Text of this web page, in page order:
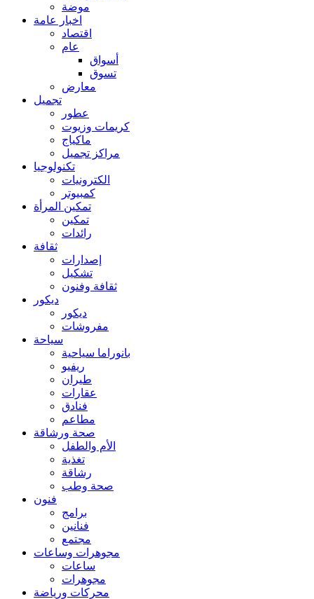
موضة
اخبار عامة
اقتصاد
عام
أسواق
تسوق
معارض
تجميل
عطور
كريمات وزيوت
ماكياج
مراكز تجميل
تكنولوجيا
الكترونيات
كمبيوتر
تمكين المرأة
تمكين
رائدات
ثقافة
إصدارات
تشكيل
ثقافة وفنون
ديكور
ديكور
مفروشات
سياحة
بانوراما سياحية
ريفيو
طيران
عقارات
فنادق
مطاعم
صحة ورشاقة
الأم والطفل
تغذية
رشاقة
صحة وطب
فنون
برامج
فنانين
مجتمع
مجوهرات وساعات
ساعات
مجوهرات
محركات ورياضة